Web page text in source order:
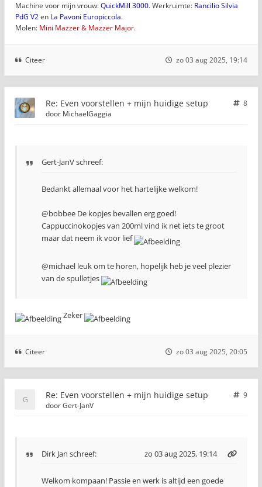
Machine voor mijn vrouw:QuickMill 3000. Werkruimte: Rancilio Silvia
PdG V2en La Pavoni Europiccola.
Molen: Mini Mazzer & Mazzer Major.
Citeer zo 03 aug 2025, 19:14
Re: Even voorstellen + mijn huidige setup
8
door MichaelGaggia
Gert-JanV schreef:
Bedankt allemaal voor het hartelijke welkom!
@bobbee De kopjes bevallen erg goed!
Cappuccinokopjes van 200ml vind ik net iets te groot
maar dat neem ik voor lief
@michael leuk om te horen, hopelijk heb je veel plezier
van de spulletjes
Zeker
Citeer zo 03 aug 2025, 20:05
Re: Even voorstellen + mijn huidige setup
9
doorGert-JanV
Dirk Jan schreef: zo 03 aug 2025, 19:14
Welkom kompaan! Passie en werk is altijd een goede